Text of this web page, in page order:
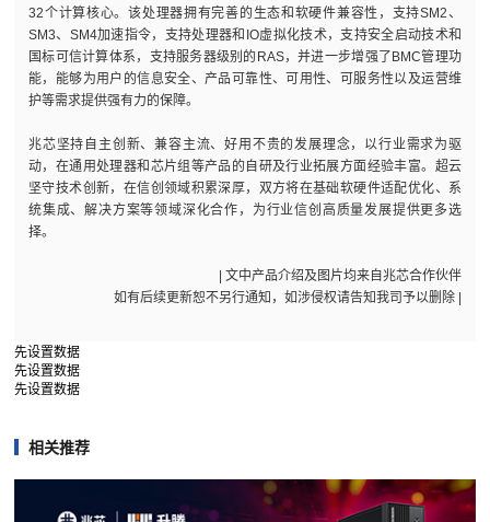
32个计算核心。该处理器拥有完善的生态和软硬件兼容性，支持SM2、
SM3、SM4加速指令，支持处理器和IO虚拟化技术，支持安全启动技术和
国标可信计算体系，支持服务器级别的RAS，并进一步增强了BMC管理功
能，能够为用户的信息安全、产品可靠性、可用性、可服务性以及运营维
护等需求提供强有力的保障。
兆芯坚持自主创新、兼容主流、好用不贵的发展理念，以行业需求为驱
动，在通用处理器和芯片组等产品的自研及行业拓展方面经验丰富。超云
坚守技术创新，在信创领域积累深厚，双方将在基础软硬件适配优化、系
统集成、解决方案等领域深化合作，为行业信创高质量发展提供更多选
择。
| 文中产品介绍及图片均来自兆芯合作伙伴
如有后续更新恕不另行通知，如涉侵权请告知我司予以删除 |
先设置数据
先设置数据
先设置数据
相关推荐